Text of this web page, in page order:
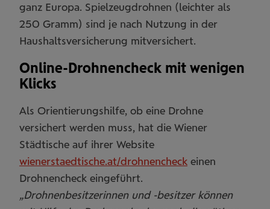
ganz Europa. Spielzeugdrohnen (leichter als
250 Gramm) sind je nach Nutzung in der
Haushaltsversicherung mitversichert.
Online-Drohnencheck mit wenigen
Klicks
Als Orientierungshilfe, ob eine Drohne
versichert werden muss, hat die Wiener
Städtische auf ihrer Website
wienerstaedtische.at/drohnencheck einen
Drohnencheck eingeführt.
„Drohnenbesitzerinnen und -besitzer können